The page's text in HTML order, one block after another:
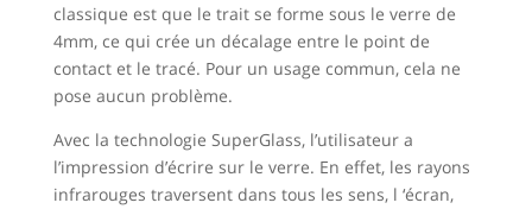
classique est que le trait se forme sous le verre de
4mm, ce qui crée un décalage entre le point de
contact et le tracé. Pour un usage commun, cela ne
pose aucun problème.
Avec la technologie SuperGlass, l’utilisateur a
l’impression d’écrire sur le verre. En effet, les rayons
infrarouges traversent dans tous les sens, l ‘écran,